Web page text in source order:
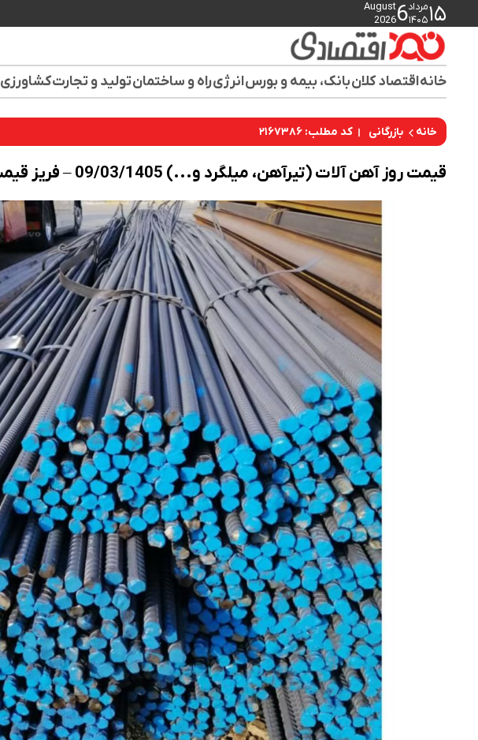
۱۵مرداد
۱۴۰۵6
August
2026
خانهاقتصاد کلانبانک، بیمه و بورسانرژیراه و ساختمانتولید و تجارتکشاورزی
خانه بازرگانی کد مطلب: ۲۱۶۷۳۸۶
قیمت روز آهن آلات (تیرآهن، میلگرد و...) 09/03/1405 – فریز قیمت آهن آلات در بازار امروز